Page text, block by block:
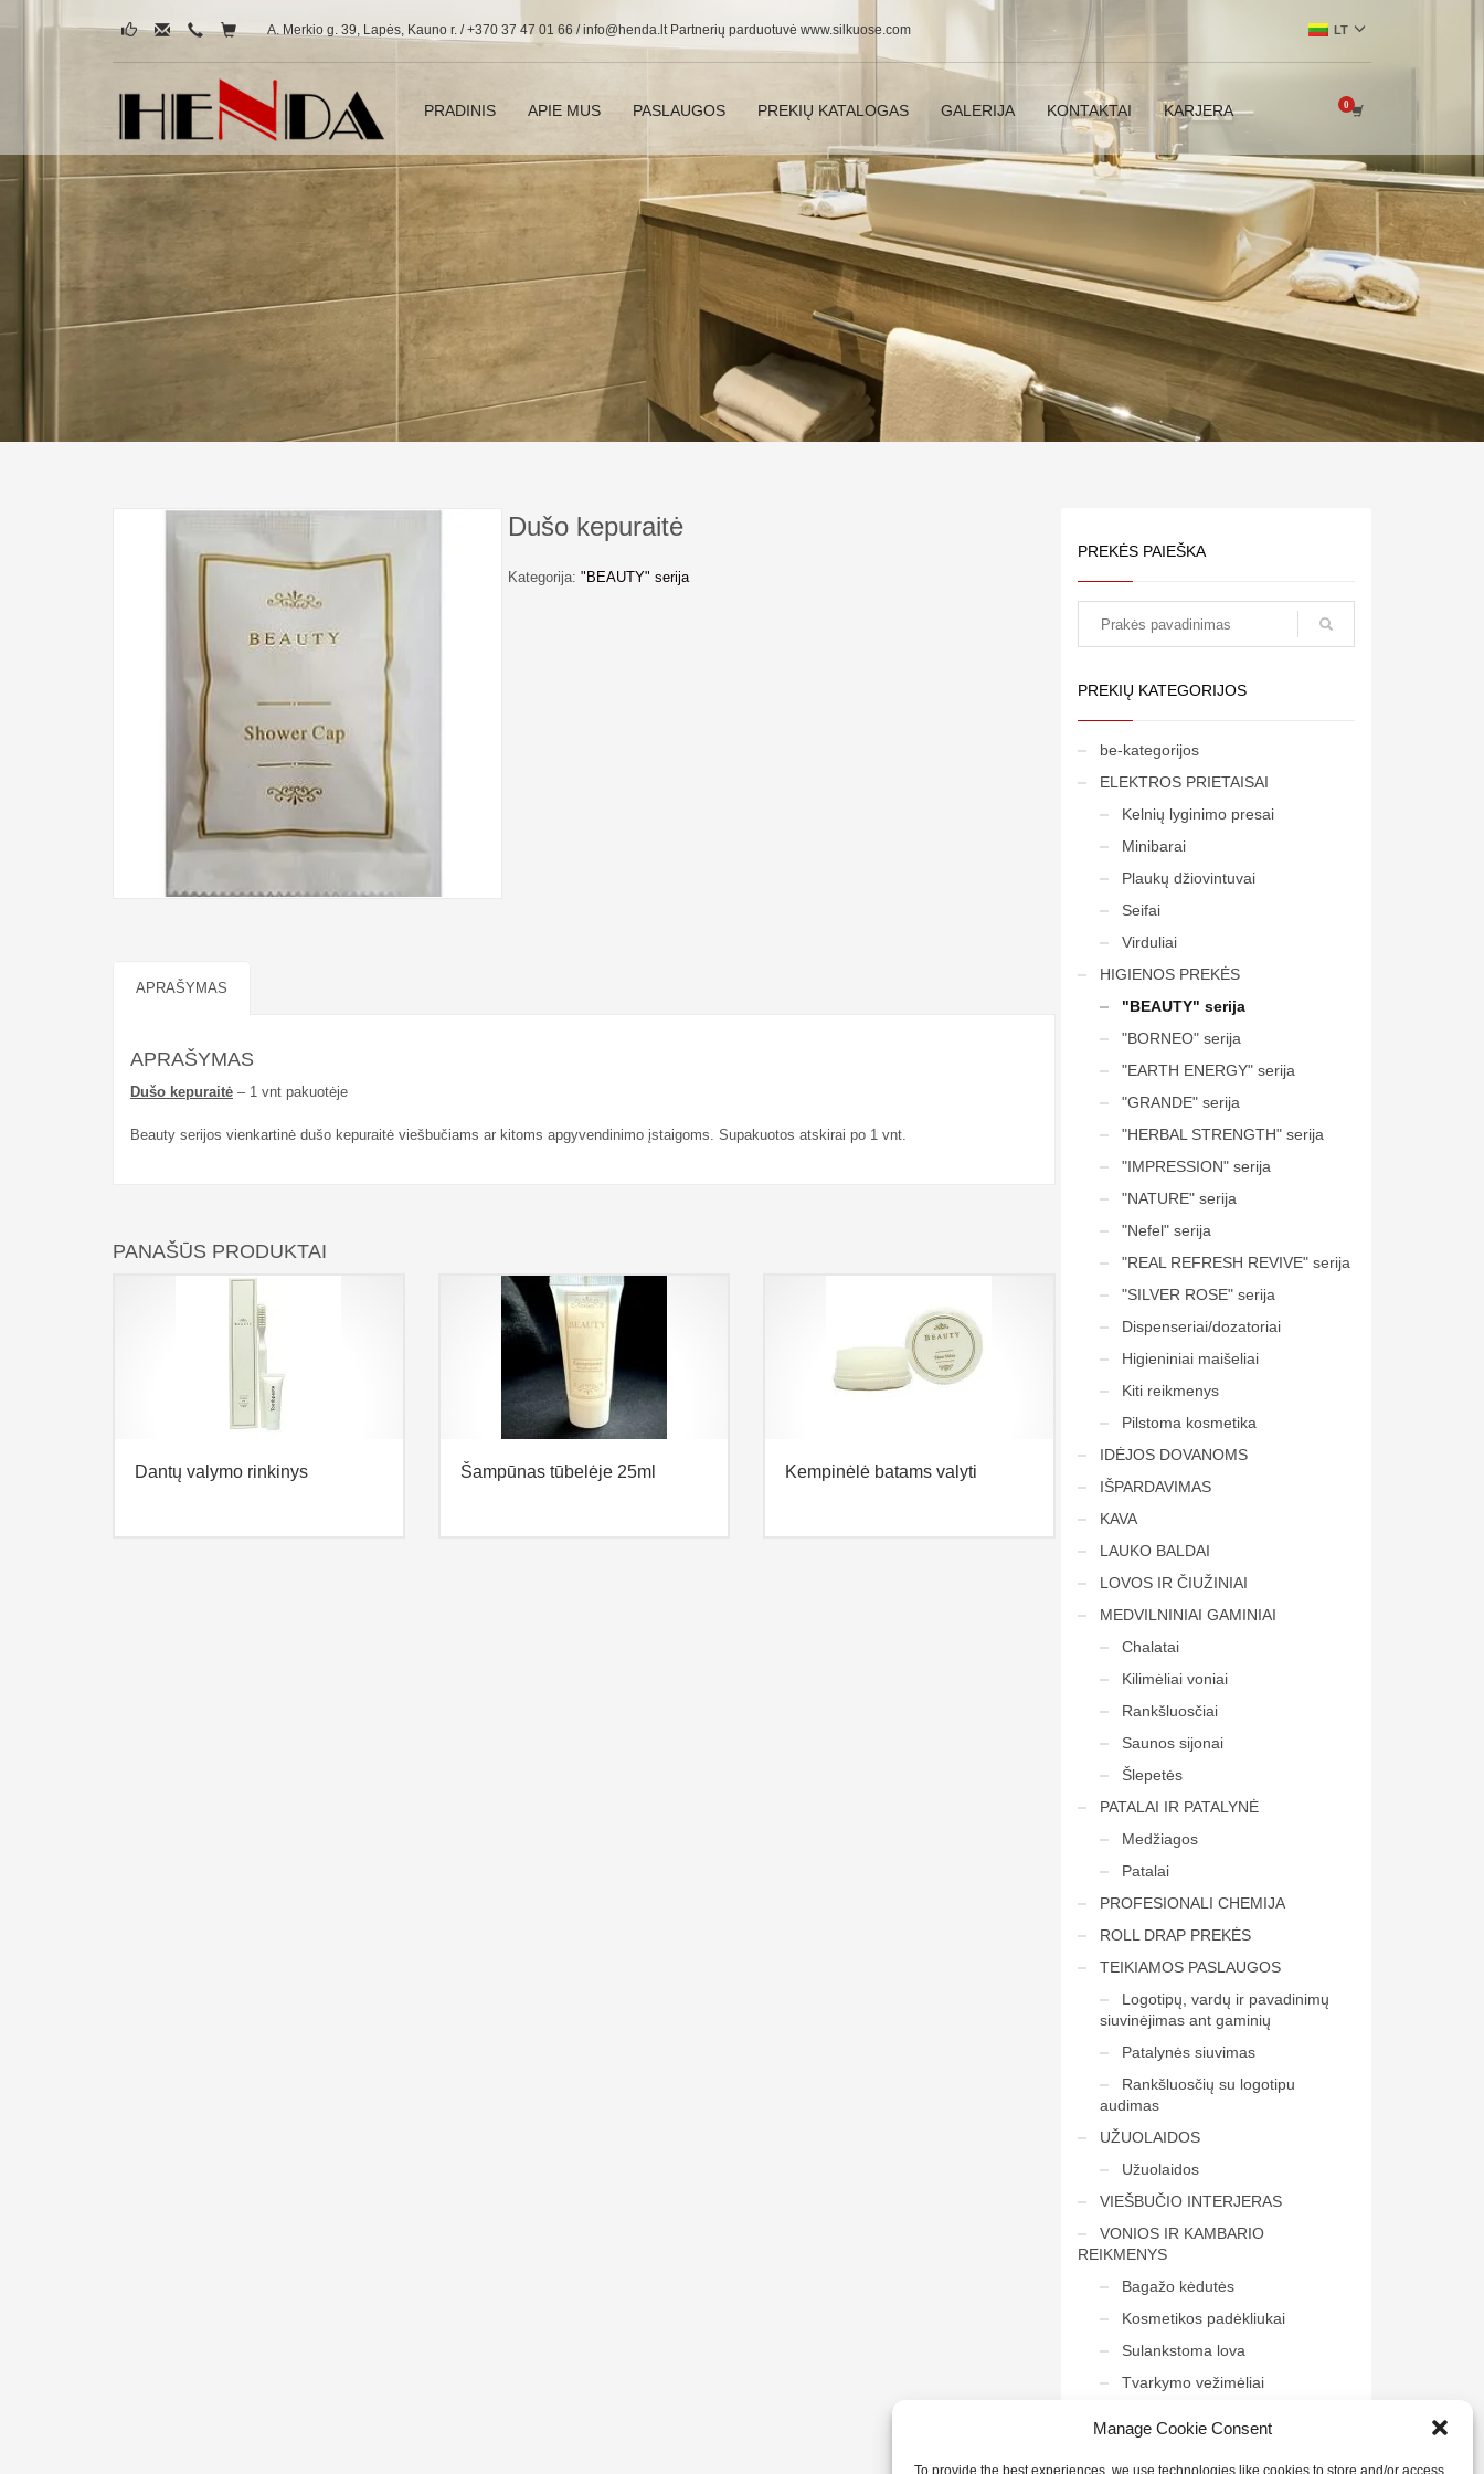
Manage Cookie Consent
To provide the best experiences, we use technologies like cookies to store and/or access
A. Merkio g. 39, Lapės, Kauno r. / +370 37 47 01 66 /info@henda.lt Partnerių parduotuvė www.silkuose.com LT
PRADINIS APIE MUS PASLAUGOS PREKIŲ KATALOGAS GALERIJA KONTAKTAI KARJERA
Dušo kepuraitė
Kategorija: "BEAUTY" serija
APRAŠYMAS
APRAŠYMAS
Dušo kepuraitė – 1 vnt pakuotėje
Beauty serijos vienkartinė dušo kepuraitė viešbučiams ar kitoms apgyvendinimo įstaigoms. Supakuotos atskirai po 1 vnt.
PANAŠŪS PRODUKTAI
Dantų valymo rinkinys Šampūnas tūbelėje 25ml Kempinėlė batams valyti
PREKĖS PAIEŠKA
PREKIŲ KATEGORIJOS
be-kategorijos
ELEKTROS PRIETAISAI
Kelnių lyginimo presai
Minibarai
Plaukų džiovintuvai
Seifai
Virduliai
HIGIENOS PREKĖS
"BEAUTY" serija
"BORNEO" serija
"EARTH ENERGY" serija
"GRANDE" serija
"HERBAL STRENGTH" serija
"IMPRESSION" serija
"NATURE" serija
"Nefel" serija
"REAL REFRESH REVIVE" serija
"SILVER ROSE" serija
Dispenseriai/dozatoriai
Higieniniai maišeliai
Kiti reikmenys
Pilstoma kosmetika
IDĖJOS DOVANOMS
IŠPARDAVIMAS
KAVA
LAUKO BALDAI
LOVOS IR ČIUŽINIAI
MEDVILNINIAI GAMINIAI
Chalatai
Kilimėliai voniai
Rankšluosčiai
Saunos sijonai
Šlepetės
PATALAI IR PATALYNĖ
Medžiagos
Patalai
PROFESIONALI CHEMIJA
ROLL DRAP PREKĖS
TEIKIAMOS PASLAUGOS
Logotipų, vardų ir pavadinimų
siuvinėjimas ant gaminių
Patalynės siuvimas
Rankšluosčių su logotipu
audimas
UŽUOLAIDOS
Užuolaidos
VIEŠBUČIO INTERJERAS
VONIOS IR KAMBARIO
REIKMENYS
Bagažo kėdutės
Kosmetikos padėkliukai
Sulankstoma lova
Tvarkymo vežimėliai